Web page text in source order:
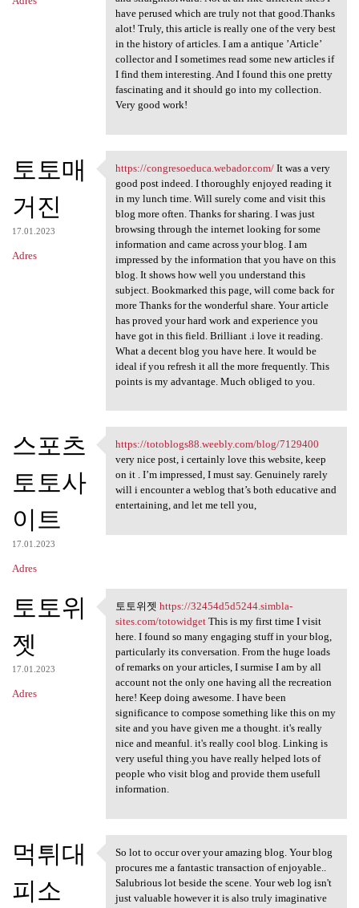
have perused which are truly not that good.Thanks
alot! Truly, this article is really one of the very best
in the history of articles. I am a antique ’Article’
collector and I sometimes read some new articles if
I find them interesting. And I found this one pretty
fascinating and it should go into my collection.
Very good work!
토토매
거진
17.01.2023
Adres
https://congresoeduca.webador
https://congresoeduca.webador.com/It was a very
good post indeed. I thoroughly enjoyed reading it
in my lunch time. Will surely come and visit this
blog more often. Thanks for sharing. I was just
browsing through the internet looking for some
information and came across your blog. I am
impressed by the information that you have on this
blog. It shows how well you understand this
subject. Bookmarked this page, will come back for
more Thanks for the wonderful share. Your article
has proved your hard work and experience you
have got in this field. Brilliant .i love it reading.
What a decent blog you have here. It would be
ideal if you refresh it all the more frequently. This
points is my advantage. Much obliged to you.
스포츠
토토사
이트
17.01.2023
Adres
https://totoblogs88.weebly
https://totoblogs88.weebly.com/blog/7129400
very nice post, i certainly love this website, keep
on it . I’m impressed, I must say. Genuinely rarely
will i encounter a weblog that’s both educative and
entertaining, and let me tell you,
토토위
젯
17.01.2023
Adres
토토위젯 https://32454d5d5244
토토위젯 https://32454d5d5244.simbla-
sites.com/totowidgetThis is my first time I visit
here. I found so many engaging stuff in your blog,
particularly its conversation. From the huge loads
of remarks on your articles, I surmise I am by all
account not the only one having all the recreation
here! Keep doing awesome. I have been
significance to compose something like this on my
site and you have given me a thought. it's really
nice and meanful. it's really cool blog. Linking is
very useful thing.you have really helped lots of
people who visit blog and provide them usefull
information.
먹튀대
피소
So lot to occur over your
So lot to occur over your amazing blog. Your blog
procures me a fantastic transaction of enjoyable..
Salubrious lot beside the scene. Your web log isn't
just valuable however it is also truly imaginative